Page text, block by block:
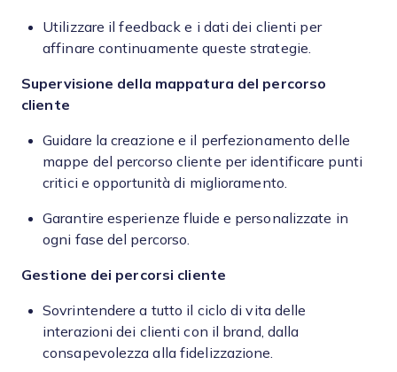
Utilizzare il feedback e i dati dei clienti per
affinare continuamente queste strategie.
Supervisione della mappatura del percorso
cliente
Guidare la creazione e il perfezionamento delle
mappe del percorso cliente per identificare punti
critici e opportunità di miglioramento.
Garantire esperienze fluide e personalizzate in
ogni fase del percorso.
Gestione dei percorsi cliente
Sovrintendere a tutto il ciclo di vita delle
interazioni dei clienti con il brand, dalla
consapevolezza alla fidelizzazione.